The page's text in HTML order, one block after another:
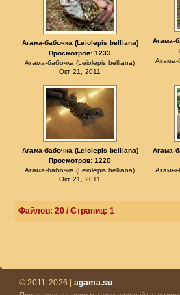
Агама-бабочка (Leiolepis belliana)
Просмотров: 1233
Агама-бабочка (Leiolepis belliana)
Окт 21, 2011
Агама-
Агама-
Агама-бабочка (Leiolepis belliana)
Просмотров: 1220
Агама-бабочка (Leiolepis belliana)
Окт 21, 2011
Агама-
Агамы-
Файлов: 20 / Страниц: 1
© 2011-2026 | agama.su